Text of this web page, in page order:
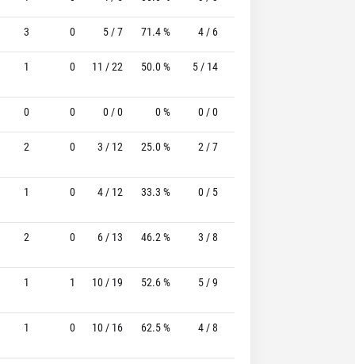
3 0 5 / 7 71.4 % 4 / 6
1 0 11 / 22 50.0 % 5 / 14
0 0 0 / 0 0 % 0 / 0
2 0 3 / 12 25.0 % 2 / 7
1 0 4 / 12 33.3 % 0 / 5
2 0 6 / 13 46.2 % 3 / 8
1 1 10 / 19 52.6 % 5 / 9
1 0 10 / 16 62.5 % 4 / 8